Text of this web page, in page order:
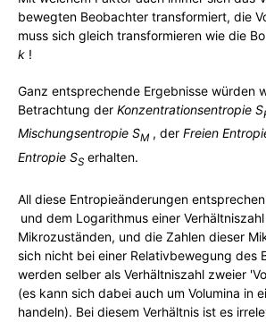
bewegten Beobachter transformiert, die
muss sich gleich transformieren wie die
k !
Ganz entsprechende Ergebnisse würden
Betrachtung der Konzentrationsentropie S
Mischungsentropie SM , der Freien
Entropie SS erhalten.
All diese Entropieänderungen
und dem Logarithmus einer
Mikrozuständen, und die Zahlen dieser
sich nicht bei einer Relativbewegung des
werden selber als Verhältniszahl zweier
(es kann sich dabei auch um Volumina in
handeln). Bei diesem Verhältnis ist es